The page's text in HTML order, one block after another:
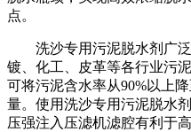
点。
洗沙专用污泥脱水剂广
镀、化工、皮革等各行业污
可将污泥含水率从90%以上
量。使用洗沙专用污泥脱水
压强注入压滤机滤腔有利于